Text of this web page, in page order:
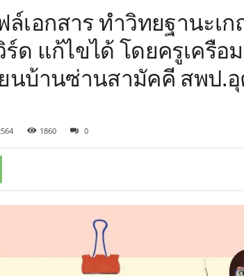
เอกสาร ทำวิทยฐานะเ
ร์ด แก้ไขได้ โดยครูเครือ
ยนบ้านซ่านสามัคคี สพป.
1860 0